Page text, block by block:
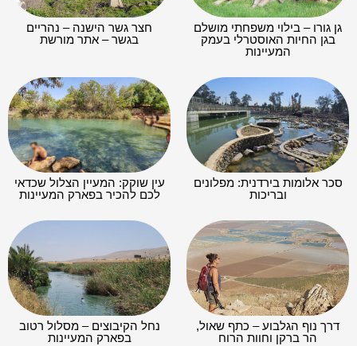
גן גורו – בילוי משפחתי מושלם
בגן החיות האוסטרלי בעמק
המעיינות
חצר גשר הישנה – נהריים
בגשר – אתר מורשת
סכר אלומות בירדנית: מפלונים
ובריכות
עין שוקק: המעיין הצלול שכדאי
לכם להכיר בפארק המעיינות
דרך נוף הגלבוע – כתף שאול,
הר ברקן וחוות הרוח
נחל הקיבוצים – מסלול רטוב
בפארק המעיינות